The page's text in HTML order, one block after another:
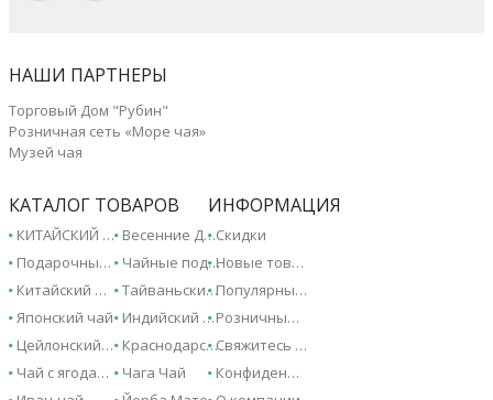
НАШИ ПАРТНЕРЫ
Торговый Дом "Рубин"
Розничная сеть «Море чая»
Музей чая
КАТАЛОГ ТОВАРОВ
КИТАЙСКИЙ ЧАЙ - 2026!
Весенние Дарджилинги - 2026!
Подарочные сертификаты
Чайные подарки и сувениры
Китайский чай
Тайваньский чай
Японский чай Индийский чай
Цейлонский чай
Краснодарский чай
Чай с ягодами и фруктами
Чага Чай
ИНФОРМАЦИЯ
Скидки
Новые товары
Популярные товары
Розничные магазины
Свяжитесь с нами
Конфиденциальность